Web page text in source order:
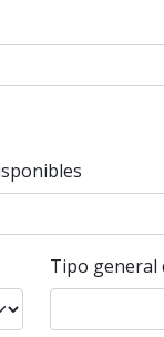
Tipo general